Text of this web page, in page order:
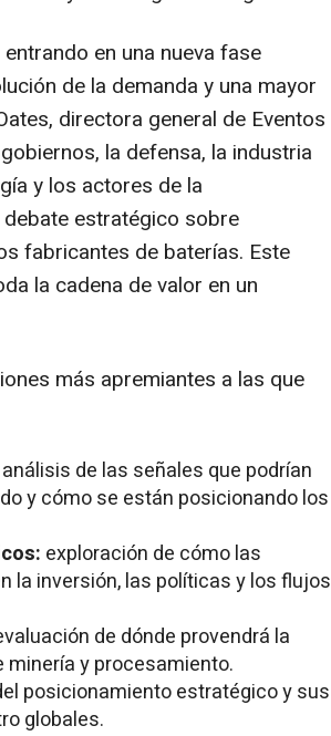
en una nueva fase
de la demanda y una mayor
directora general de Eventos
la defensa, la industria
y los actores de la
estratégico sobre
fabricantes de baterías. Este
la cadena de valor en un
más apremiantes a las que
análisis de las señales que podrían
y cómo se están posicionando los
exploración de cómo las
la inversión, las políticas y los flujos
de dónde provendrá la
y procesamiento.
posicionamiento estratégico y sus
globales.